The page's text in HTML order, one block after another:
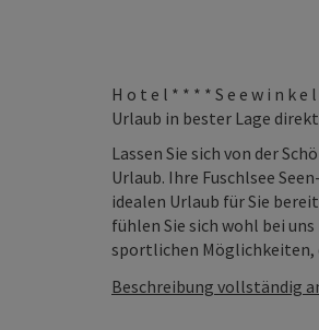
H o t e l * * * * S e e w i n k e
Urlaub in bester Lage direkt
Lassen Sie sich von der
Urlaub. Ihre Fuschlsee
idealen Urlaub für Sie
fühlen Sie sich wohl bei
sportlichen Möglichkeiten,
Beschreibung vollständig